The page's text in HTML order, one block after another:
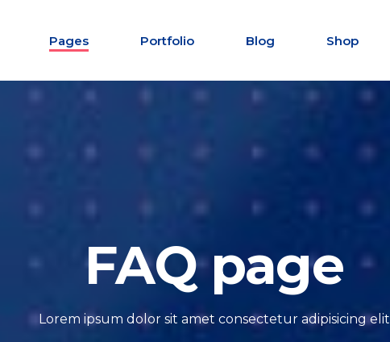
Pages Portfolio Blog Shop
Info box
Item showcase
Accordions
Clients
Contact form
Testimonials
FAQ page
Lorem ipsum dolor sit amet consectetur adipisicing elit